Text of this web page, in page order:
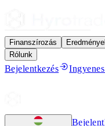
Finanszírozás
Rólunk
Bejelentkezés